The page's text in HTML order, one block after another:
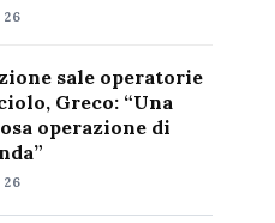
sale operatorie
Greco: “Una
operazione di